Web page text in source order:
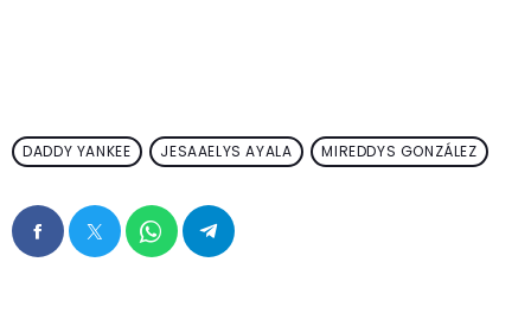
DADDY YANKEE JESAAELYS AYALA MIREDDYS GONZÁLEZ